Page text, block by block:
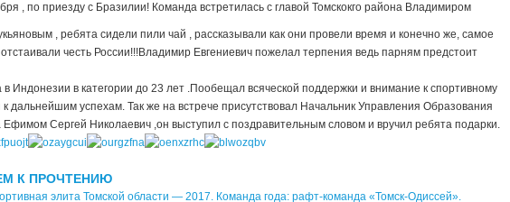
, по приезду с Бразилии! Команда встретилась с главой Томскокго района Владимиром
, ребята сидели пили чай , рассказывали как они провели время и конечно же, самое
честь России!!!Владимир Евгениевич пожелал терпения ведь парням предстоит
Индонезии в категории до 23 лет .Пообещал всяческой поддержки и внимание к спортивному
дальнейшим успехам. Так же на встрече присутствовал Начальник Управления Образования
Ефимом Сергей Николаевич ,он выступил с поздравительным словом и вручил ребята подарки.
К ПРОЧТЕНИЮ
элита Томской области — 2017. Команда года: рафт-команда «Томск-Одиссей».